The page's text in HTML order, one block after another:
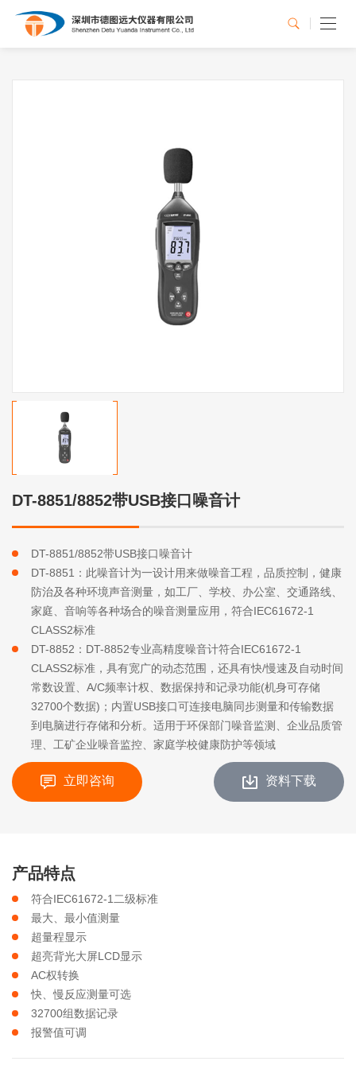
DT-8851/8852带USB接口噪音计
DT-8851/8852带USB接口噪音计
DT-8851：此噪音计为一设计用来做噪音工程，品质控制，健康
防治及各种环境声音测量，如工厂、学校、办公室、交通路线、
家庭、音响等各种场合的噪音测量应用，符合IEC61672-1
CLASS2标准
DT-8852：DT-8852专业高精度噪音计符合IEC61672-1
CLASS2标准，具有宽广的动态范围，还具有快/慢速及自动时间
常数设置、A/C频率计权、数据保持和记录功能(机身可存储
32700个数据)；内置USB接口可连接电脑同步测量和传输数据
到电脑进行存储和分析。适用于环保部门噪音监测、企业品质管
理、工矿企业噪音监控、家庭学校健康防护等领域
立即咨询 资料下载
产品特点
符合IEC61672-1二级标准
最大、最小值测量
超量程显示
超亮背光大屏LCD显示
AC权转换
快、慢反应测量可选
32700组数据记录
报警值可调